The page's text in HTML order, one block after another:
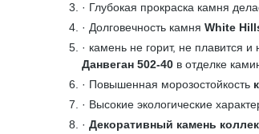
· Глубокая прокраска камня
· Долговечность камня White
· камень не горит, не плавится
Данвеган 502-40 в отделке
· Повышенная морозостойкость
· Высокие экологические
· Декоративный камень